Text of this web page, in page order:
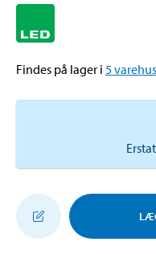
Findes på lager i 5